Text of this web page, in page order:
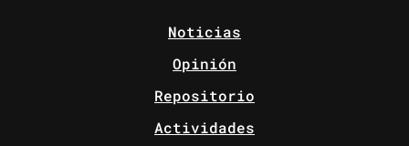
Noticias
Opinión
Repositorio
Actividades